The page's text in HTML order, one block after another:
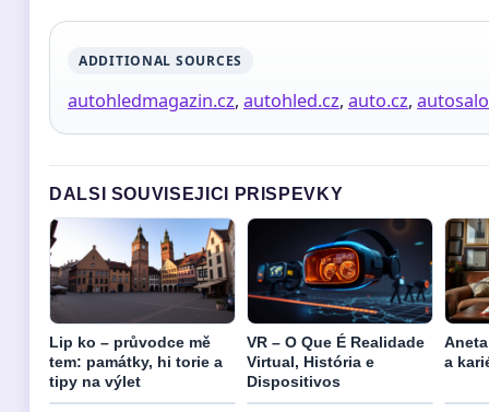
ADDITIONAL SOURCES
autohledmagazin.cz, autohled.cz, auto.cz,
DALSI SOUVISEJICI PRISPEVKY
Lip ko – průvodce mě
tem: památky, hi torie a
tipy na výlet
VR – O Que É Realidade
Virtual, História e
Dispositivos
a